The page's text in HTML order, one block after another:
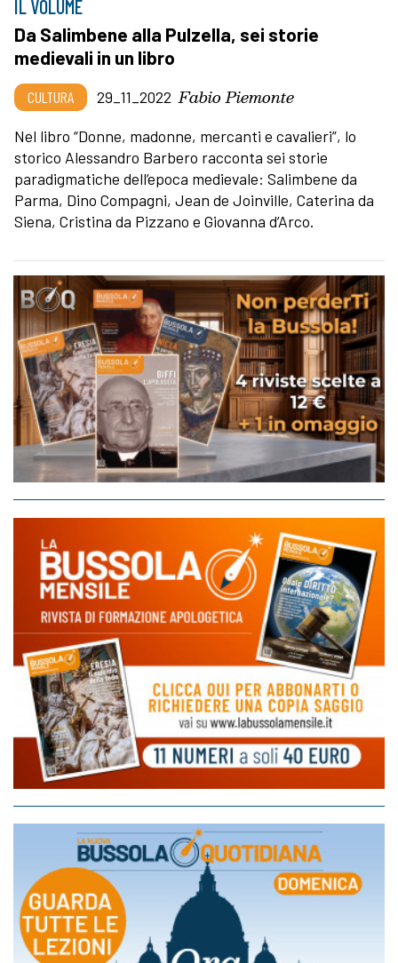
IL VOLUME
Da Salimbene alla Pulzella, sei storie
medievali in un libro
CULTURA 29_11_2022 Fabio Piemonte
Nel libro “Donne, madonne, mercanti e cavalieri”, lo
storico Alessandro Barbero racconta sei storie
paradigmatiche dell’epoca medievale: Salimbene da
Parma, Dino Compagni, Jean de Joinville, Caterina da
Siena, Cristina da Pizzano e Giovanna d’Arco.